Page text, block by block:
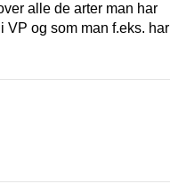
alle de arter man har
VP og som man f.eks. har